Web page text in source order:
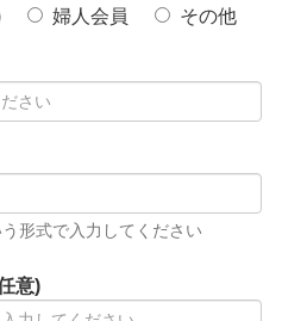
～3月)
改定後】
込) → 71,500円(税込)
「レイクウッドゴルフクラ
ントリークラブ」
ントリー倶楽部」